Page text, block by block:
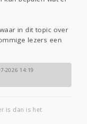
in dit topic over
lezers een
2026 14:19
is dan is het